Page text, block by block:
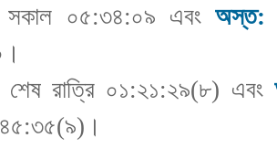
সকাল ০৫:৩৪:০৯ এবং অস্ত:
শেষ রাত্রি ০১:২১:২৯(৮) এবং